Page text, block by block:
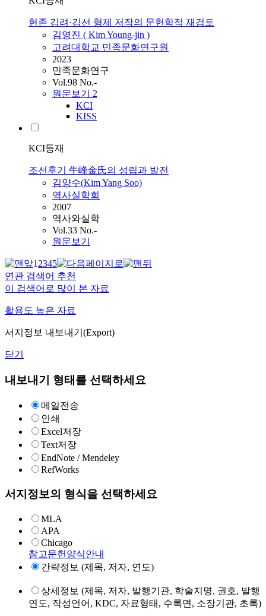
현존 김려·김선 형제 저작의 문헌학적 재검토
김영진 ( KimYoung-jin )
고려대학교 민족문화연구원
2023
민족문화연구
Vol.98 No.-
원문보기 2
KCI
KISS
KCI등재
조선후기 牛峰金氏의 성립과 발전
김양수(KimYang Soo)
역사실학회
2007
역사와실학
Vol.33 No.-
원문보기
12345
연관 검색어 추천
이 검색어로 많이 본 자료
활용도 높은 자료
서지정보 내보내기(Export)
닫기
내보내기 형태를 선택하세요
메일전송
인쇄
Excel저장
Text저장
EndNote / Mendeley
RefWorks
서지정보의 형식을 선택하세요
MLA
APA
Chicago
참고문헌양식안내
간략정보 (제목, 저자, 연도)
상세정보 (제목, 저자, 발행기관, 학술지명, 권호, 발행
연도, 작성언어, KDC, 자료형태, 수록면, 소장기관, 초록)